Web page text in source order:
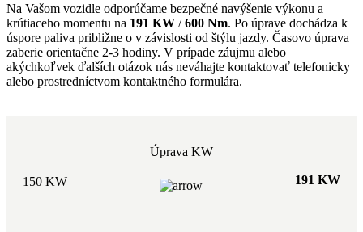
Na Vašom vozidle odporúčame bezpečné navýšenie výkonu a
krútiaceho momentu na 191 KW /600 Nm. Po úprave dochádza k
úspore paliva približne o v závislosti od štýlu jazdy. Časovo úprava
zaberie orientačne 2-3 hodiny. V prípade záujmu alebo
akýchkoľvek ďalších otázok nás neváhajte kontaktovať telefonicky
alebo prostredníctvom kontaktného formulára.
Úprava KW
150 KW 191 KW